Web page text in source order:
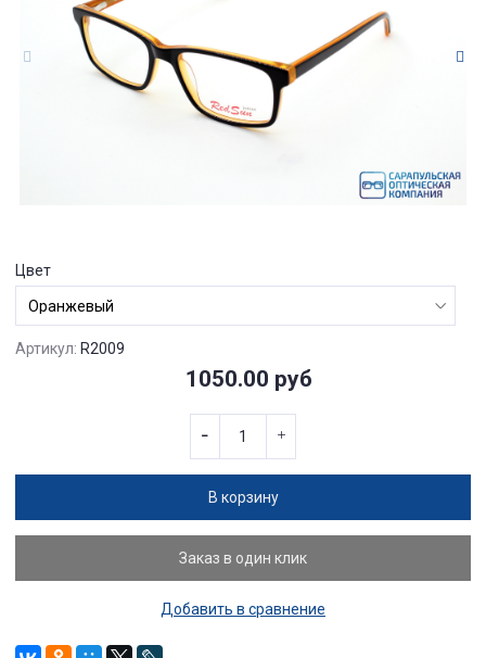
Цвет
Артикул: R2009
1050.00 руб
В корзину
Заказ в один клик
Добавить в сравнение